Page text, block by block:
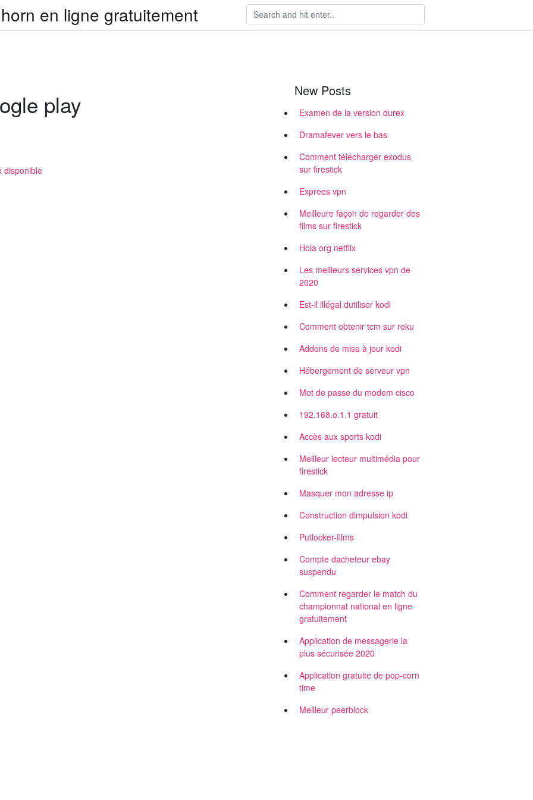
en ligne gratuitement
play
disponible
New Posts
Examen de la version durex
Dramafever vers le bas
Comment télécharger exodus
sur firestick
Exprees vpn
Meilleure façon de regarder des
films sur firestick
Hola org netflix
Les meilleurs services vpn de
2020
Est-il illégal dutiliser kodi
Comment obtenir tcm sur roku
Addons de mise à jour kodi
Hébergement de serveur vpn
Mot de passe du modem cisco
192.168.o.1.1 gratuit
Accès aux sports kodi
Meilleur lecteur multimédia pour
firestick
Masquer mon adresse ip
Construction dimpulsion kodi
Putlocker-films
Compte dacheteur ebay
suspendu
Comment regarder le match du
championnat national en ligne
gratuitement
Application de messagerie la
plus sécurisée 2020
Application gratuite de pop-corn
time
Meilleur peerblock